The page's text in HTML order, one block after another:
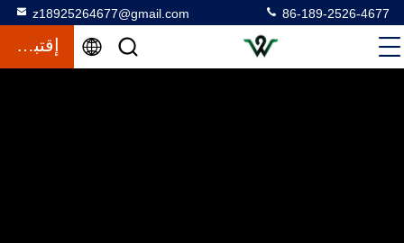
z18925264677@gmail.com 86-189-2526-4677
إقتباس